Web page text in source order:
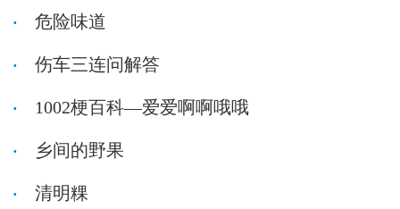
危险味道
伤车三连问解答
1002梗百科—爱爱啊啊哦哦
乡间的野果
清明粿